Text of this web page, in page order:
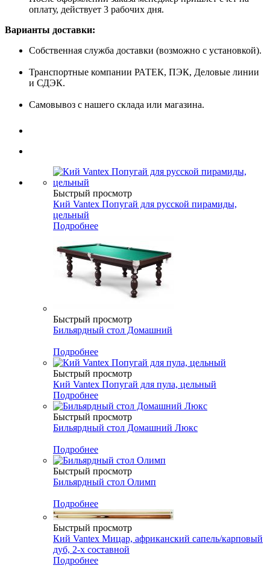
оплату, действует 3 рабочих дня.
Варианты доставки:
Собственная служба доставки (возможно с установкой).
Транспортные компании РАТЕК, ПЭК, Деловые линии
и СДЭК.
Самовывоз с нашего склада или магазина.
Быстрый просмотр
Кий Vantex Попугай для русской пирамиды,
цельный
Подробнее
Быстрый просмотр
Бильярдный стол Домашний
Подробнее
Быстрый просмотр
Кий Vantex Попугай для пула, цельный
Подробнее
Быстрый просмотр
Бильярдный стол Домашний Люкс
Подробнее
Быстрый просмотр
Бильярдный стол Олимп
Подробнее
Быстрый просмотр
Кий Vantex Мицар, африканский сапель/карповый
дуб, 2-х составной
Подробнее